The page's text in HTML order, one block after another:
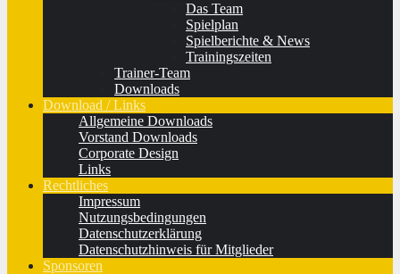
Das Team
Spielplan
Spielberichte & News
Trainingszeiten
Trainer-Team
Downloads
Download / Links
Allgemeine Downloads
Vorstand Downloads
Corporate Design
Links
Rechtliches
Impressum
Nutzungsbedingungen
Datenschutzerklärung
Datenschutzhinweis für Mitglieder
Sponsoren